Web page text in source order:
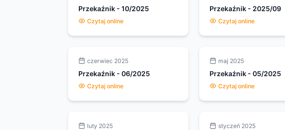
Przekaźnik - 10/2025
Czytaj online
Przekaźnik - 2025/09
Czytaj online
czerwiec 2025
Przekaźnik - 06/2025
Czytaj online
maj 2025
Przekaźnik -05/2025
Czytaj online
luty 2025 styczeń 2025